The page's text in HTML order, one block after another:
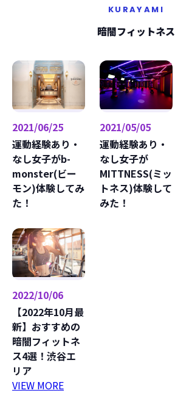
KURAYAMI
暗闇フィットネス
2021/06/25
運動経験あり・
なし女子がb-
monster(ビー
モン)体験してみ
た！
2021/05/05
運動経験あり・
なし女子が
MITTNESS(ミッ
トネス)体験して
みた！
2022/10/06
【2022年10月最
新】おすすめの
暗闇フィットネ
ス4選！渋谷エ
リア
VIEW MORE